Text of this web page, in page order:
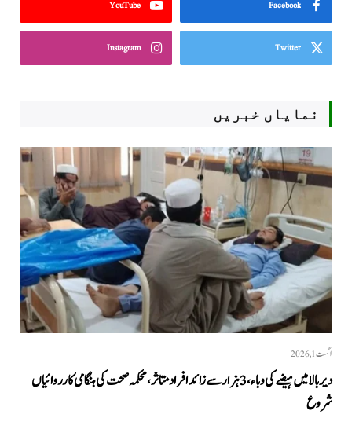
Facebook
YouTube
Twitter
Instagram
نمایاں خبریں
اگست 1, 2026
دیر بالا میں ہیضے کی وباء، 3 ہزار سے زائد افراد متاثر، محکمہ صحت کی ہنگامی کارروائیاں
شروع